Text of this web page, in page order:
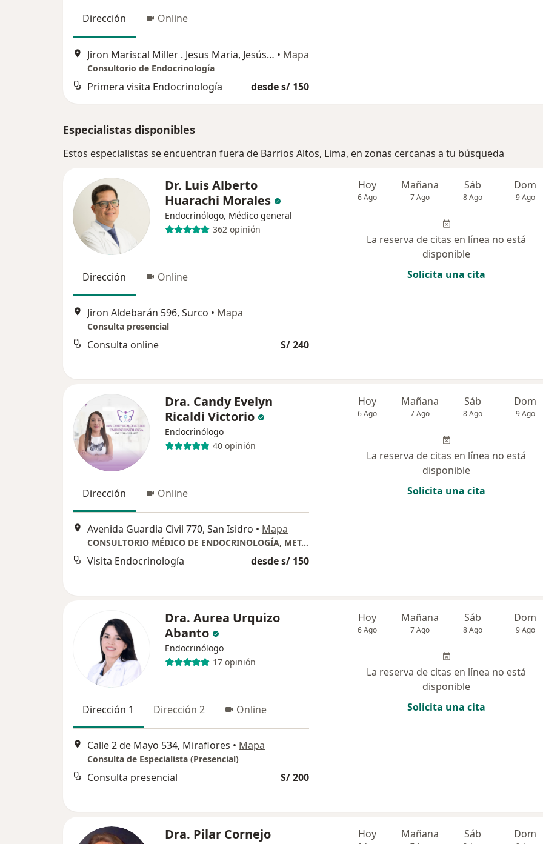
Dirección
Online
Jiron Mariscal Miller . Jesus Maria, Jesús María • Mapa
Consultorio de Endocrinología
Primera visita Endocrinología desde s/ 150
Especialistas disponibles
Estos especialistas se encuentran fuera de Barrios Altos, Lima, en zonas cercanas a tu búsqueda
Dr. Luis Alberto
Huarachi Morales
Endocrinólogo, Médico general
362 opinión
Dirección Online
Jiron Aldebarán 596, Surco • Mapa
Consulta presencial
Consulta online S/ 240
Hoy
6 Ago
Mañana
7 Ago
Sáb
8 Ago
Dom
9 Ago
La reserva de citas en línea no está
disponible
Solicita una cita
Dra. Candy Evelyn
Ricaldi Victorio
Endocrinólogo
40 opinión
Dirección Online
Avenida Guardia Civil 770, San Isidro • Mapa
CONSULTORIO MÉDICO DE ENDOCRINOLOGÍA, METABOLISMO Y DIABETES
Visita Endocrinología desde s/ 150
Hoy
6 Ago
Mañana
7 Ago
Sáb
8 Ago
Dom
9 Ago
La reserva de citas en línea no está
disponible
Solicita una cita
Dra. Aurea Urquizo
Abanto
Endocrinólogo
17 opinión
Dirección 1 Dirección 2 Online
Calle 2 de Mayo 534, Miraflores • Mapa
Consulta de Especialista (Presencial)
Consulta presencial S/ 200
Hoy
6 Ago
Mañana
7 Ago
Sáb
8 Ago
Dom
9 Ago
La reserva de citas en línea no está
disponible
Solicita una cita
Dra. Pilar Cornejo
Hoy Mañana Sáb Dom